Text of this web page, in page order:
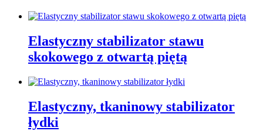
Elastyczny stabilizator stawu
skokowego z otwartą piętą
Elastyczny, tkaninowy stabilizator
łydki